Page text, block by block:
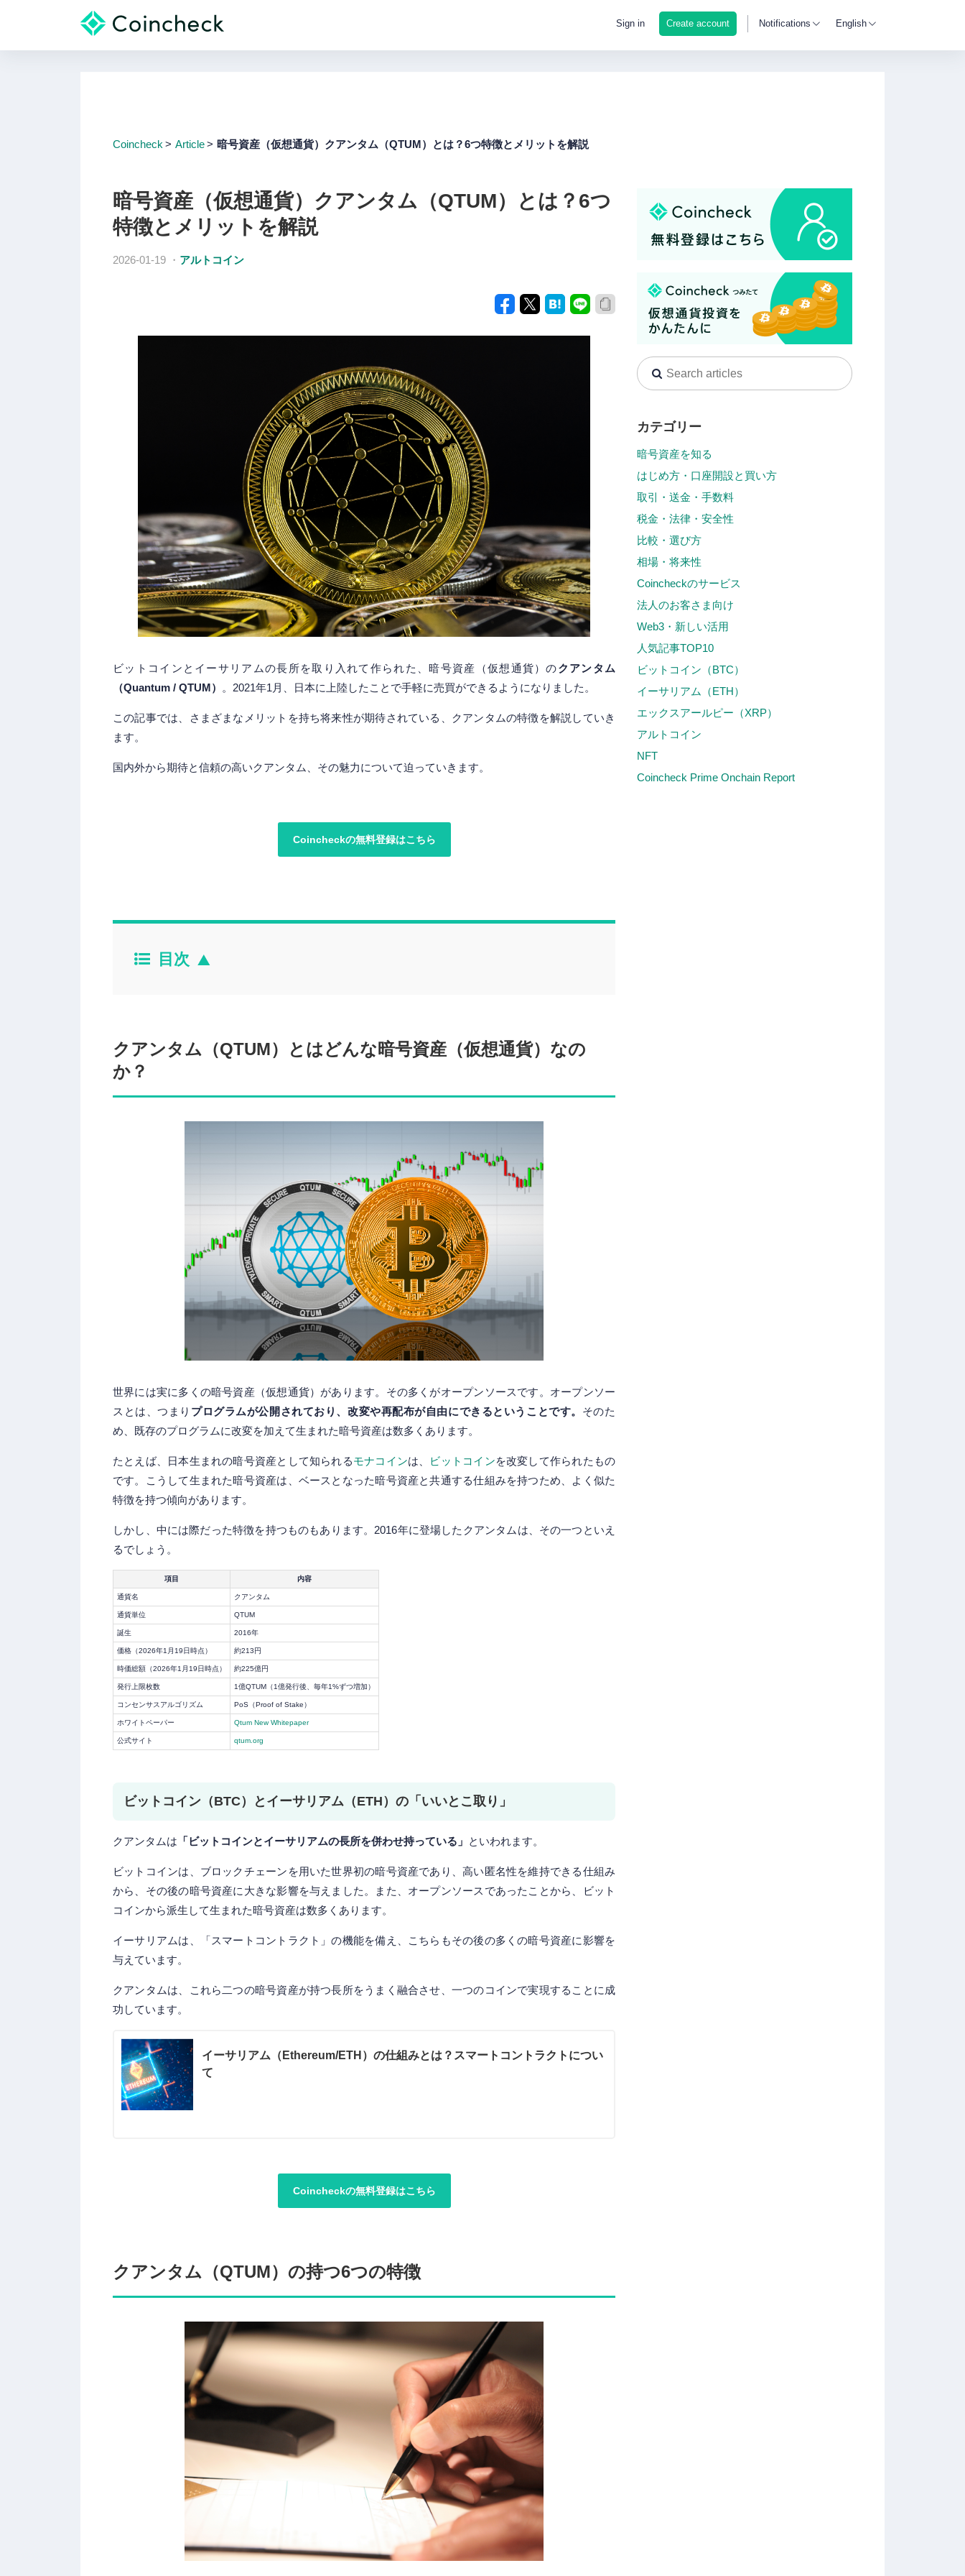
Sign in Create account Notifications English
Coincheck Article 暗号資産（仮想通貨）クアンタム（QTUM）とは？6つ特徴とメリットを解説
暗号資産（仮想通貨）クアンタム（QTUM）とは？6つ
特徴とメリットを解説
2026-01-19 ・ アルトコイン
ビットコインとイーサリアムの長所を取り入れて作られた、暗号資産（仮想通貨）のクアンタム
（Quantum / QTUM）
。2021年1月、日本に上陸したことで手軽に売買ができるようになりました。
この記事では、さまざまなメリットを持ち将来性が期待されている、クアンタムの特徴を解説していき
ます。
国内外から期待と信頼の高いクアンタム、その魅力について迫っていきます。
Coincheckの無料登録はこちら
目次
クアンタム（QTUM）とはどんな暗号資産（仮想通貨）なの
か？
世界には実に多くの暗号資産（仮想通貨）があります。その多くがオープンソースです。オープンソー
スとは、つまり プログラムが公開されており、改変や再配布が自由にできるということです。 そのた
め、既存のプログラムに改変を加えて生まれた暗号資産は数多くあります。
たとえば、日本生まれの暗号資産として知られるモナコインは、 ビットコインを改変して作られたもの
です。こうして生まれた暗号資産は、ベースとなった暗号資産と共通する仕組みを持つため、よく似た
特徴を持つ傾向があります。
しかし、中には際だった特徴を持つものもあります。2016年に登場したクアンタムは、その一つといえ
るでしょう。
項目 内容
通貨名 クアンタム
通貨単位 QTUM
誕生 2016年
価格（2026年1月19日時点） 約213円
時価総額（2026年1月19日時点） 約225億円
発行上限枚数 1億QTUM（1億発行後、毎年1%ずつ増加）
コンセンサスアルゴリズム PoS（Proof of Stake）
ホワイトペーパー Qtum New Whitepaper
公式サイト qtum.org
ビットコイン（BTC）とイーサリアム（ETH）の「いいとこ取り」
クアンタムは 「ビットコインとイーサリアムの長所を併わせ持っている」 といわれます。
ビットコインは、ブロックチェーンを用いた世界初の暗号資産であり、高い匿名性を維持できる仕組み
から、その後の暗号資産に大きな影響を与えました。また、オープンソースであったことから、ビット
コインから派生して生まれた暗号資産は数多くあります。
イーサリアムは、「スマートコントラクト」の機能を備え、こちらもその後の多くの暗号資産に影響を
与えています。
クアンタムは、これら二つの暗号資産が持つ長所をうまく融合させ、一つのコインで実現することに成
功しています。
イーサリアム（Ethereum/ETH）の仕組みとは？スマートコントラクトについ
て
Coincheckの無料登録はこちら
クアンタム（QTUM）の持つ6つの特徴
カテゴリー
暗号資産を知る
はじめ方・口座開設と買い方
取引・送金・手数料
税金・法律・安全性
比較・選び方
相場・将来性
Coincheckのサービス
法人のお客さま向け
Web3・新しい活用
人気記事TOP10
ビットコイン（BTC）
イーサリアム（ETH）
エックスアールピー（XRP）
アルトコイン
NFT
Coincheck Prime Onchain Report